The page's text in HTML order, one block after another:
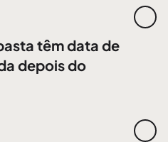
têm data de
depois do